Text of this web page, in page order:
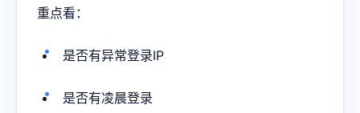
重点看：
是否有异常登录IP
是否有凌晨登录